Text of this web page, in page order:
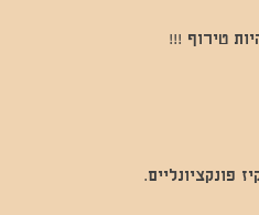
טירוף !!!
פונקציונליים.